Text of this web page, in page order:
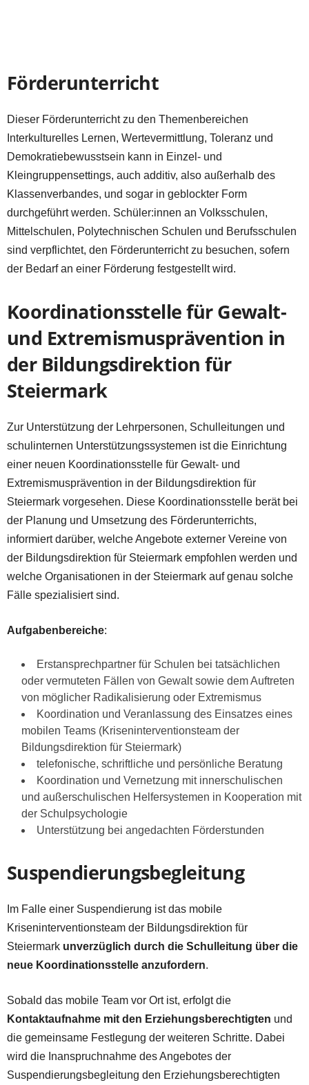
Förderunterricht
Dieser Förderunterricht zu den Themenbereichen
Interkulturelles Lernen, Wertevermittlung, Toleranz und
Demokratiebewusstsein kann in Einzel- und
Kleingruppensettings, auch additiv, also außerhalb des
Klassenverbandes, und sogar in geblockter Form
durchgeführt werden. Schüler:innen an Volksschulen,
Mittelschulen, Polytechnischen Schulen und Berufsschulen
sind verpflichtet, den Förderunterricht zu besuchen, sofern
der Bedarf an einer Förderung festgestellt wird.
Koordinationsstelle für Gewalt-
und Extremismusprävention in
der Bildungsdirektion für
Steiermark
Zur Unterstützung der Lehrpersonen, Schulleitungen und
schulinternen Unterstützungssystemen ist die Einrichtung
einer neuen Koordinationsstelle für Gewalt- und
Extremismusprävention in der Bildungsdirektion für
Steiermark vorgesehen. Diese Koordinationsstelle berät bei
der Planung und Umsetzung des Förderunterrichts,
informiert darüber, welche Angebote externer Vereine von
der Bildungsdirektion für Steiermark empfohlen werden und
welche Organisationen in der Steiermark auf genau solche
Fälle spezialisiert sind.
Aufgabenbereiche:
Erstansprechpartner für Schulen bei tatsächlichen
oder vermuteten Fällen von Gewalt sowie dem Auftreten
von möglicher Radikalisierung oder Extremismus
Koordination und Veranlassung des Einsatzes eines
mobilen Teams (Kriseninterventionsteam der
Bildungsdirektion für Steiermark)
telefonische, schriftliche und persönliche Beratung
Koordination und Vernetzung mit innerschulischen
und außerschulischen Helfersystemen in Kooperation mit
der Schulpsychologie
Unterstützung bei angedachten Förderstunden
Suspendierungsbegleitung
Im Falle einer Suspendierung ist das mobile
Kriseninterventionsteam der Bildungsdirektion für
Steiermark unverzüglich durch die Schulleitung über die
neue Koordinationsstelle anzufordern.
Sobald das mobile Team vor Ort ist, erfolgt die
Kontaktaufnahme mit den Erziehungsberechtigten und
die gemeinsame Festlegung der weiteren Schritte. Dabei
wird die Inanspruchnahme des Angebotes der
Suspendierungsbegleitung den Erziehungsberechtigten